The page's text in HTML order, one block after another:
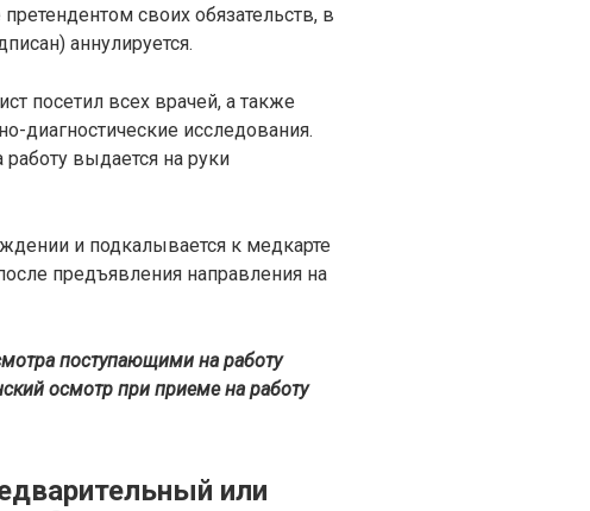
своих обязательств, в
аннулируется.
посетил всех врачей, а также
диагностические исследования.
выдается на руки
и подкалывается к медкарте
предъявления направления на
поступающими на работу
осмотр при приеме на работу
или